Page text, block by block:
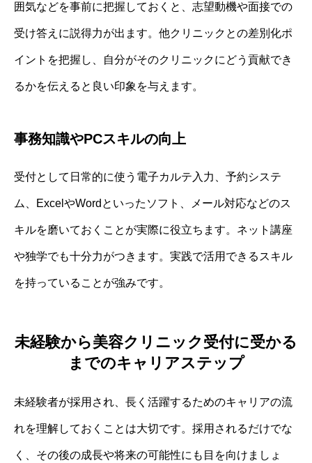
囲気などを事前に把握しておくと、志望動機や面接での
受け答えに説得力が出ます。他クリニックとの差別化ポ
イントを把握し、自分がそのクリニックにどう貢献でき
るかを伝えると良い印象を与えます。
事務知識やPCスキルの向上
受付として日常的に使う電子カルテ入力、予約システ
ム、ExcelやWordといったソフト、メール対応などのス
キルを磨いておくことが実際に役立ちます。ネット講座
や独学でも十分力がつきます。実践で活用できるスキル
を持っていることが強みです。
未経験から美容クリニック受付に受かる
までのキャリアステップ
未経験者が採用され、長く活躍するためのキャリアの流
れを理解しておくことは大切です。採用されるだけでな
く、その後の成長や将来の可能性にも目を向けましょ